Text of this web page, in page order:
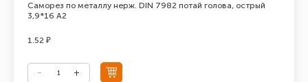
Саморез по металлу нерж. DIN 7982 потай голова, острый
3,9*16 А2
1.52 ₽